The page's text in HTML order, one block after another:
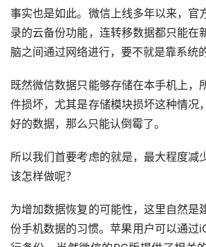
事实也是如此。微信上线多年以来，官
录的云备份功能，连转移数据都只能在
脑之间通过网络进行，要不就是靠系统
既然微信数据只能够存储在本手机上，
件损坏，尤其是存储模块损坏这种情况
好的数据，那么只能认倒霉了。
所以我们首要考虑的就是，最大程度减
该怎样做呢？
为增加数据恢复的可能性，这里自然是
份手机数据的习惯。苹果用户可以通过